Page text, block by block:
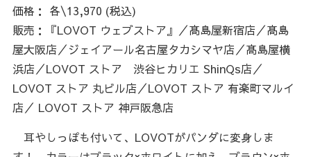
価格： 各\13,970 (税込)
販売：『LOVOT ウェブストア』／髙島屋新宿店／髙島
屋大阪店／ジェイアール名古屋タカシマヤ店／髙島屋横
浜店／LOVOT ストア 渋谷ヒカリエ ShinQs店／
LOVOT ストア 丸ビル店／LOVOT ストア 有楽町マルイ
店／ LOVOT ストア 神戸阪急店
耳やしっぽも付いて、LOVOTがパンダに変身しま